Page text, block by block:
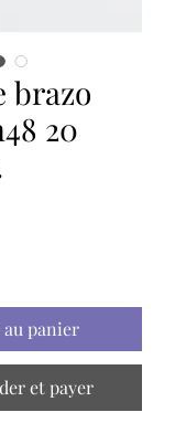
brazo
20
panier
et payer